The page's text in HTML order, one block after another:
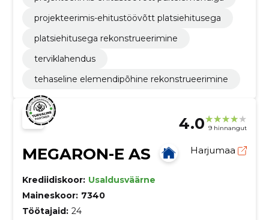
projekteerimis-ehitustöövõtt platsiehitusega
platsiehitusega rekonstrueerimine
terviklahendus
tehaseline elemendipõhine rekonstrueerimine
4.0 9 hinnangut
MEGARON-E AS Harjumaa
Krediidiskoor: Usaldusväärne
Maineskoor: 7340
Töötajaid: 24